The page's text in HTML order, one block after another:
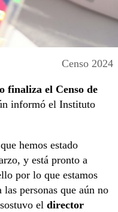
Censo 2024
finaliza el Censo de
informó el Instituto
hemos estado
y está pronto a
por lo que estamos
personas que aún no
el director